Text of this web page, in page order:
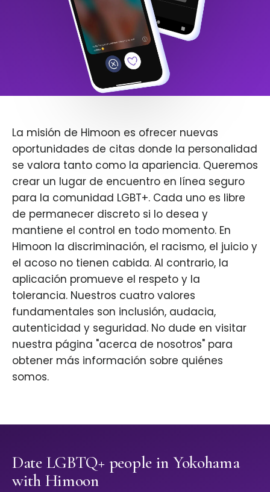
La misión de Himoon es ofrecer nuevas
oportunidades de citas donde la personalidad
se valora tanto como la apariencia. Queremos
crear un lugar de encuentro en línea seguro
para la comunidad LGBT+. Cada uno es libre
de permanecer discreto si lo desea y
mantiene el control en todo momento. En
Himoon la discriminación, el racismo, el juicio y
el acoso no tienen cabida. Al contrario, la
aplicación promueve el respeto y la
tolerancia. Nuestros cuatro valores
fundamentales son inclusión, audacia,
autenticidad y seguridad. No dude en visitar
nuestra página "acerca de nosotros" para
obtener más información sobre quiénes
somos.
Date LGBTQ+ people in Yokohama
with Himoon